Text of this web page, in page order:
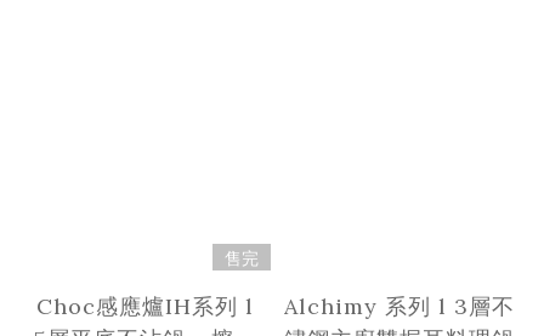
售完
Choc感應爐IH系列 l
Alchimy 系列 l 3層不